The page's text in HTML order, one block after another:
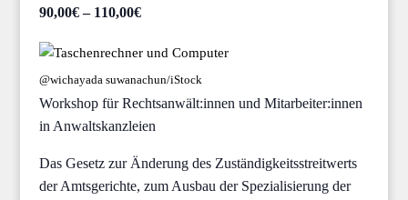
90,00€ – 110,00€
@wichayada suwanachun/iStock
Workshop für Rechtsanwält:innen und Mitarbeiter:innen
in Anwaltskanzleien
Das Gesetz zur Änderung des Zuständigkeitsstreitwerts
der Amtsgerichte, zum Ausbau der Spezialisierung der